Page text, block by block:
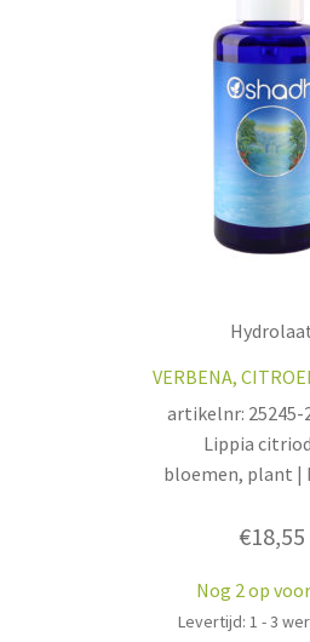
VERBENA,
artikelnr: 25245-
Lippia
bloemen, plant |
€18,55
Nog 2 op
Levertijd: 1 - 3